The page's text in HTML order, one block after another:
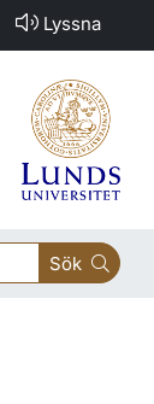
Lyssna
Sök